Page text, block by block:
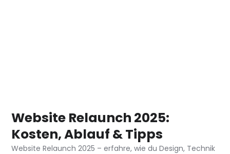
Website Relaunch 2025:
Kosten, Ablauf & Tipps
Website Relaunch 2025 – erfahre, wie du Design, Technik